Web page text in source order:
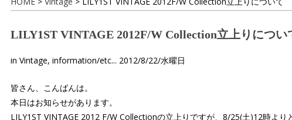
LILY1ST VINTAGE 2012F/W Collection立上りについ
inVintage,information/etc... 2012/8/22/水曜日
皆さん、こんばんは。
本日はお知らせがあります。
LILY1ST VINTAGE 2012 F/W Collectionの立上りですが、8/25(土)12時より